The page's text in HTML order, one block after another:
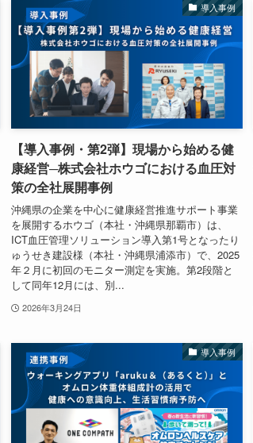
導入事例
【導入事例・第2弾】現場から始める健
康経営─株式会社ホウゴにおける血圧対
策の全社展開事例
沖縄県の企業を中心に健康経営推進サポート事業
を展開するホウゴ（本社・沖縄県那覇市）は、
ICT血圧管理ソリューション導入第1号となったり
ゅうせき建設様（本社・沖縄県浦添市）で、2025
年２月に初回のモニター測定を実施。第2段階と
して同年12月には、別...
2026年3月24日
導入事例